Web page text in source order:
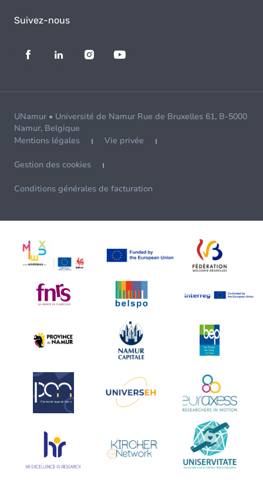
Suivez-nous
UNamur • Université de Namur Rue de Bruxelles 61, B-5000
Namur, Belgique
Mentions légales
Vie privée
Gestion des cookies
Conditions générales de facturation